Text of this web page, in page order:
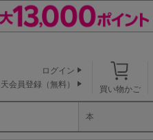
買い物かご
ログイン
会員登録（無料）
本